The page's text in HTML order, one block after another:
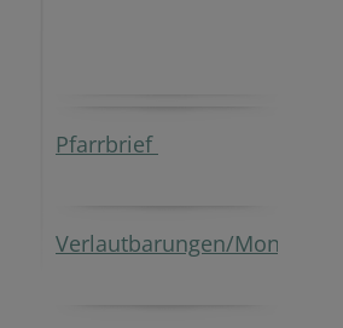
Pfarrbrief
Verlautbarungen/Monatsblatt